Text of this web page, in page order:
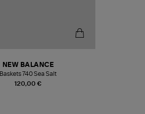
120,00 €
NEW BALANCE
Baskets 740 Sea Salt